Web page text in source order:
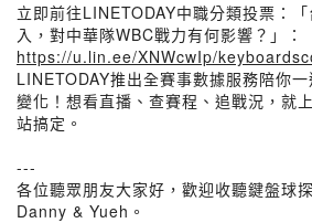
立即前往LINETODAY中職分類投票：
入，對中華隊WBC戰力有何影響？」：
https://u.lin.ee/XNWcwIp/
LINETODAY推出全賽事數據服務陪你
變化！想看直播、查賽程、追戰況，就
站搞定。
---
各位聽眾朋友大家好，歡迎收聽鍵盤球
Danny & Yueh。